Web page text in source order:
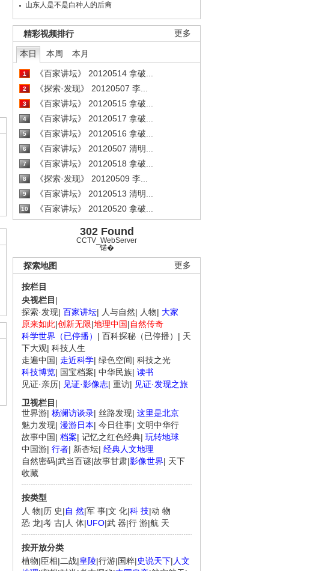
山东人是不是白种人的后裔
更多
精彩视频排行
本日 本周 本月
1 《百家讲坛》 20120514 拿破...
2 《探索·发现》 20120507 李...
3 《百家讲坛》 20120515 拿破...
4 《百家讲坛》 20120517 拿破...
5 《百家讲坛》 20120516 拿破...
6 《百家讲坛》 20120507 清明...
7 《百家讲坛》 20120518 拿破...
8 《探索·发现》 20120509 李...
9 《百家讲坛》 20120513 清明...
10 《百家讲坛》 20120520 拿破...
302 Found
CCTV_WebServer
锘�
更多
探索地图
按栏目
央视栏目 |
探索·发现| 百家讲坛| 人与自然| 人物| 大家
原来如此|创新无限|地理中国|自然传奇
科学世界（已停播） | 百科探秘（已停播） | 天
下大观| 科技人生
走遍中国| 走近科学| 绿色空间| 科技之光
科技博览| 国宝档案| 中华民族| 读书
见证·亲历| 见证·影像志| 重访| 见证·发现之旅
卫视栏目 |
世界游| 杨澜访谈录| 丝路发现| 这里是北京
魅力发现| 漫游日本| 今日往事| 文明中华行
故事中国| 档案| 记忆之红色经典| 玩转地球
中国游| 行者| 新杏坛| 经典人文地理
自然密码|武当百谜|故事甘肃|影像世界| 天下
收藏
按类型
人 物|历 史|自 然|军 事|文 化|科 技|动 物
恐 龙|考 古| 人 体|UFO|武 器|行 游|航 天
按开放分类
植物|臣相|二战|皇陵|行游|国粹|史说天下| 人文
《人与自..